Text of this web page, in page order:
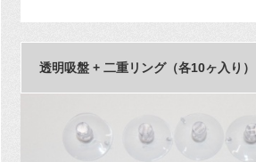
透明吸盤 + 二重リング（各10ヶ入り）